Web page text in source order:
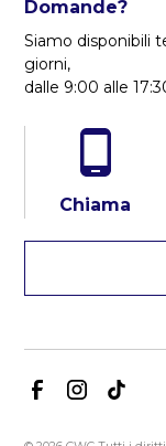
Domande?
Siamo disponibili
giorni,
dalle 9:00 alle
Chiama